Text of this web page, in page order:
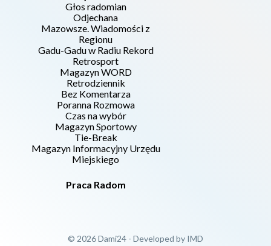
Głos radomian
Odjechana
Mazowsze. Wiadomości z
Regionu
Gadu-Gadu w Radiu Rekord
Retrosport
Magazyn WORD
Retrodziennik
Bez Komentarza
Poranna Rozmowa
Czas na wybór
Magazyn Sportowy
Tie-Break
Magazyn Informacyjny Urzędu
Miejskiego
Praca Radom
© 2026 Dami24 - Developed by IMD